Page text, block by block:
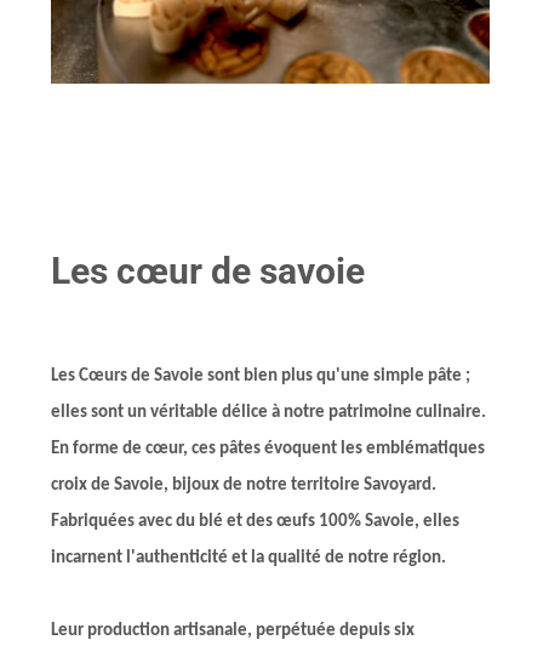
Les cœur de savoie
Les Cœurs de Savoie sont bien plus qu'une simple pâte ;
elles sont un véritable délice à notre patrimoine culinaire.
En forme de cœur, ces pâtes évoquent les emblématiques
croix de Savoie, bijoux de notre territoire Savoyard.
Fabriquées avec du blé et des œufs 100% Savoie, elles
incarnent l'authenticité et la qualité de notre région.
Leur production artisanale, perpétuée depuis six